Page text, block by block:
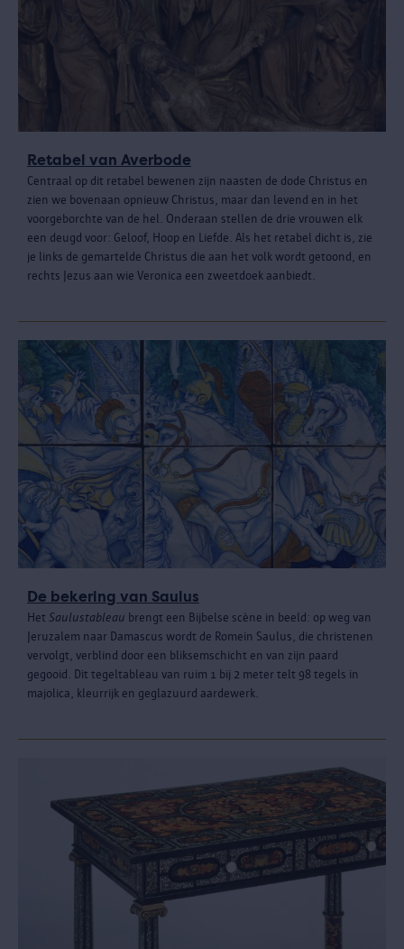
Retabel van Averbode
Centraal op dit retabel bewenen zijn naasten de dode Christus en
zien we bovenaan opnieuw Christus, maar dan levend en in het
voorgeborchte van de hel. Onderaan stellen de drie vrouwen elk
een deugd voor: Geloof, Hoop en Liefde. Als het retabel dicht is, zie
je links de gemartelde Christus die aan het volk wordt getoond, en
rechts Jezus aan wie Veronica een zweetdoek aanbiedt.
De bekering van Saulus
Het Saulustableau brengt een Bijbelse scène in beeld: op weg van
Jeruzalem naar Damascus wordt de Romein Saulus, die christenen
vervolgt, verblind door een bliksemschicht en van zijn paard
gegooid. Dit tegeltableau van ruim 1 bij 2 meter telt 98 tegels in
majolica, kleurrijk en geglazuurd aardewerk.